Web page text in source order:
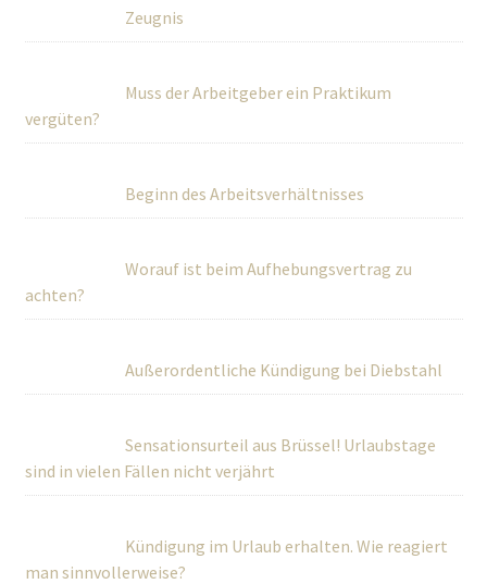
Zeugnis
Muss der Arbeitgeber ein Praktikum
vergüten?
Beginn des Arbeitsverhältnisses
Worauf ist beim Aufhebungsvertrag zu
achten?
Außerordentliche Kündigung bei Diebstahl
Sensationsurteil aus Brüssel! Urlaubstage
sind in vielen Fällen nicht verjährt
Kündigung im Urlaub erhalten. Wie reagiert
man sinnvollerweise?